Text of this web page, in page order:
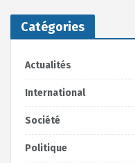
Catégories
Actualités
International
Société
Politique